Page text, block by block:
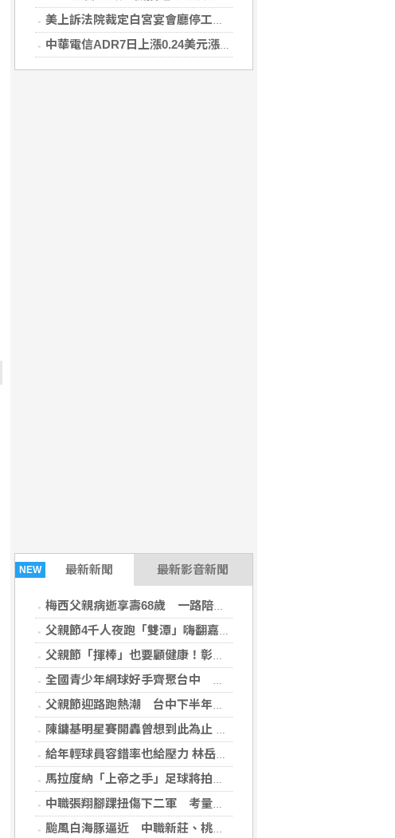
美上訴法院裁定白宮宴會廳停工 川普誓言上訴最高院
中華電信ADR7日上漲0.24美元漲幅0.57%折台股137.29元
NEW 最新新聞 最新影音新聞
梅西父親病逝享壽68歲 一路陪伴兒子闖蕩足壇
父親節4千人夜跑「雙潭」嗨翻嘉義 黃敏惠鳴槍：運動打造幸福城市
父親節「揮棒」也要顧健康！彰基現身原民壘球賽
全國青少年網球好手齊聚台中 第24屆筑波木笑盃熱血開打
父親節迎路跑熱潮 台中下半年賽事季開跑邀全民動起來
陳鏞基明星賽開轟曾想到此為止 轉念享受引退年比賽
給年輕球員容錯率也給壓力 林岳平不希望是來跑龍套
馬拉度納「上帝之手」足球將拍賣 估計成交價達3.2億
中職張翔腳踝扭傷下二軍 考量亞運任務充分休息
颱風白海豚逼近 中職新莊、桃園賽事延期